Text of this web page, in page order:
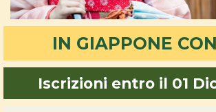
IN GIAPPONE
Iscrizioni entro il 01